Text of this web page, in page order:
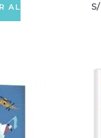
AL
S/